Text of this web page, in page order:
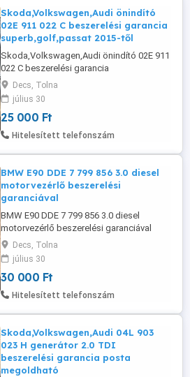
Skoda,Volkswagen,Audi önindító
02E 911 022 C beszerelési garancia
superb,golf,passat 2015-től
Skoda,Volkswagen,Audi önindító 02E 911
022 C beszerelési garancia
superb,golf,passat 2015-től
Decs, Tolna
július 30
25 000 Ft
Hitelesített telefonszám
BMW E90 DDE 7 799 856 3.0 diesel
motorvezérlő beszerelési
garanciával
BMW E90 DDE 7 799 856 3.0 diesel
motorvezérlő beszerelési garanciával
Decs, Tolna
július 30
30 000 Ft
Hitelesített telefonszám
Skoda,Volkswagen,Audi 04L 903
023 H generátor 2.0 TDI
beszerelési garancia posta
megoldható